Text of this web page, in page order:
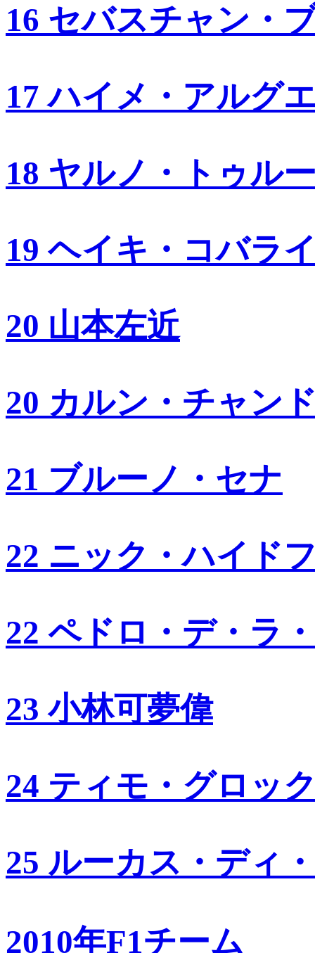
16 セバスチャン・
17 ハイメ・アルグ
18 ヤルノ・トゥル
19 ヘイキ・コバラ
20 山本左近
20 カルン・チャン
21 ブルーノ・セナ
22 ニック・ハイド
22 ペドロ・デ・ラ
23 小林可夢偉
24 ティモ・グロッ
25 ルーカス・ディ
2010年F1チーム